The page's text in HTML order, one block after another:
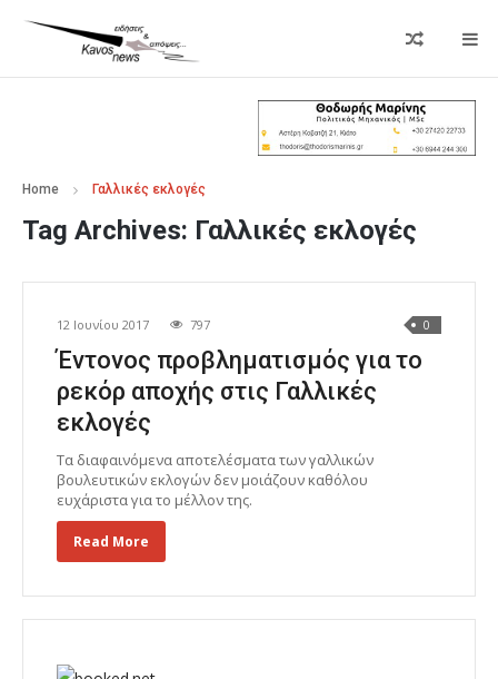
Home Γαλλικές εκλογές
Tag Archives: Γαλλικές εκλογές
12 Ιουνίου 2017 797 0
Έντονος προβληματισμός για το
ρεκόρ αποχής στις Γαλλικές
εκλογές
Τα διαφαινόμενα αποτελέσματα των γαλλικών
βουλευτικών εκλογών δεν μοιάζουν καθόλου
ευχάριστα για το μέλλον της.
Read More